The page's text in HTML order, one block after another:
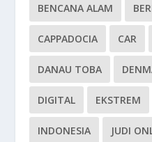
BENCANA ALAM
CAPPADOCIA CAR
DANAU TOBA
DIGITAL EKSTREM
INDONESIA JUDI